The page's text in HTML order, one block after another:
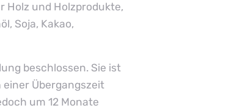
Holz und Holzprodukte,
Soja, Kakao,
beschlossen. Sie ist
Übergangszeit
um 12 Monate